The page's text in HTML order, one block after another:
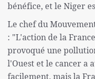
bénéfice, et le Niger
Le chef du
: "L'action de la
provoqué une
l'Ouest et le cancer a
facilement, mais la